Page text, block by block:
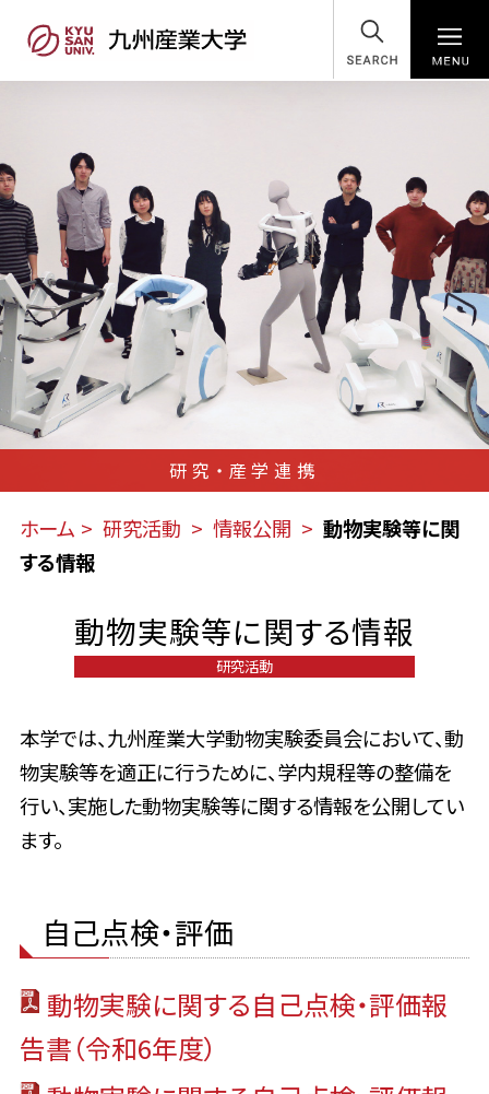
SEARCH
研究・産学連携
ホーム 研究活動 情報公開
動物実験等に関
する情報
動物実験等に関する情報
研究活動
本学では、九州産業大学動物実験委員会において、動
物実験等を適正に行うために、学内規程等の整備を
行い、実施した動物実験等に関する情報を公開してい
ます。
自己点検・評価
動物実験に関する⾃⼰点検・評価報
告書（令和6年度）